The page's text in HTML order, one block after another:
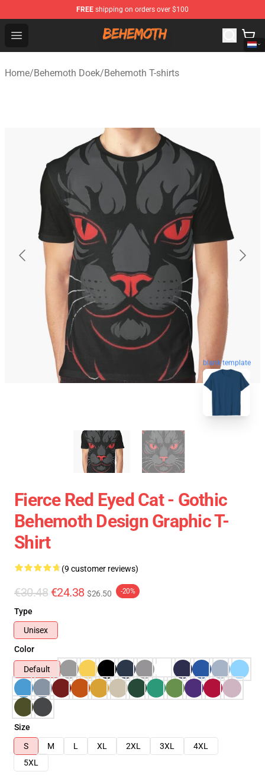
FREE shipping on orders over $100
Open menu
Behemoth Store - Official Behemoth Merchandise Shop
Home/Behemoth Doek/Behemoth T-shirts
blank template
Fierce Red Eyed Cat - Gothic
Behemoth Design Graphic T-
Shirt
(9 customer reviews)
€30.48 €24.38 $26.50 -20%
Type
Unisex
Color
Default
Size
S
M L XL 2XL 3XL
4XL
5XL